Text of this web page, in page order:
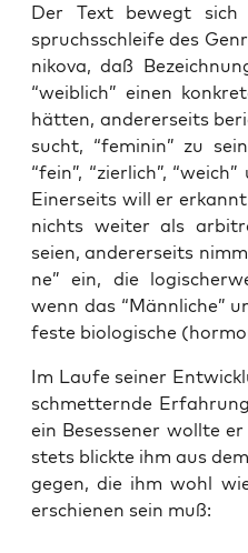
Der Text bewegt
spruchs­schlei­fe des
ni­ko­va, daß
“weib­lich” einen
hät­ten, ande­rer­seits
sucht, “femi­nin” zu
“fein”, “zier­lich”,
Einer­seits will er
nichts wei­ter als
sei­en, ande­rer­seits
ne” ein, die
wenn das “Männ­li­che”
fes­te bio­lo­gi­sche
Im Lau­fe sei­ner
schmet­tern­de
ein Beses­se­ner woll­te
stets blick­te ihm aus
ge­gen, die ihm wohl
erschie­nen sein muß: